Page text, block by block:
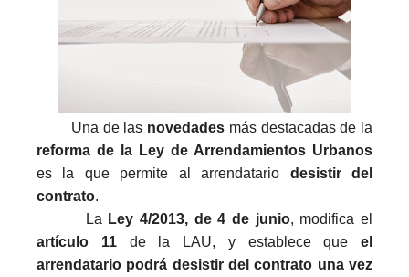
Una de las novedades más destacadas de la
reforma de la Ley de Arrendamientos Urbanos
es la que permite al arrendatario desistir del
contrato.
La Ley 4/2013, de 4 de junio, modifica el
artículo 11de la LAU, y establece que el
arrendatario podrá desistir del contrato una vez